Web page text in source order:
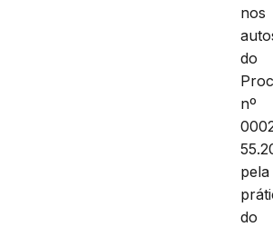
nos
do
nº
pela
do